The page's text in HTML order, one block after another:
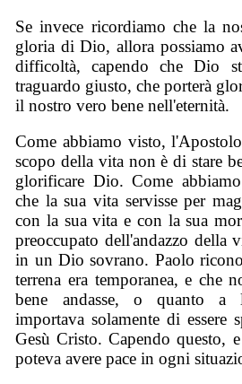
Se invece ricordiamo che la
gloria di Dio, allora possiamo
difficoltà, capendo che Dio
traguardo giusto, che porterà
il nostro vero bene nell'eternità.
Come abbiamo visto,
scopo della vita non è di stare
glorificare Dio. Come
che la sua vita servisse per
con la sua vita e con la sua
preoccupato dell'andazzo della
in un Dio sovrano. Paolo
terrena era temporanea, e che
bene andasse, o quanto a
importava solamente di essere
Gesù Cristo. Capendo questo,
poteva avere pace in ogni